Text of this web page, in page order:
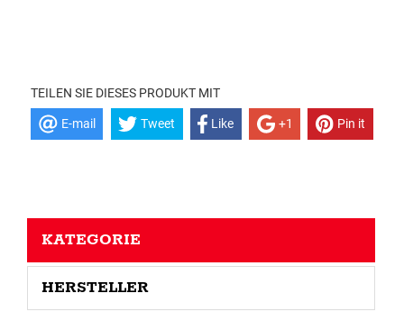
TEILEN SIE DIESES PRODUKT MIT
E-mail Tweet Like +1 Pin it
KATEGORIE
HERSTELLER